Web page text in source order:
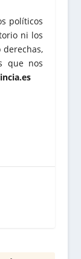
políticos
ni los
que nos